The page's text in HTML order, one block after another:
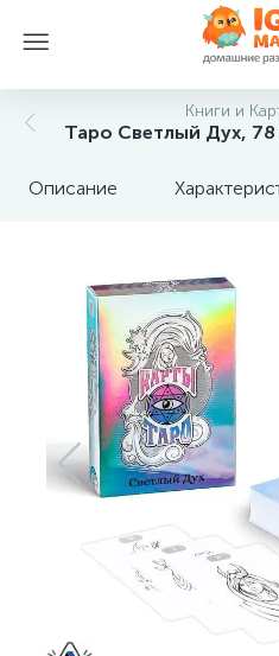
Книги и
Таро Светлый Дух, 78
Описание